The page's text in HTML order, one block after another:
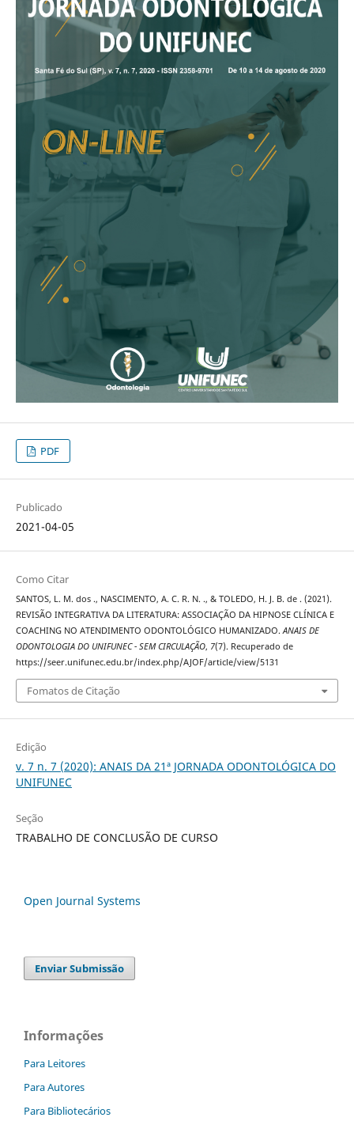
PDF
Publicado
2021-04-05
Como Citar
SANTOS, L. M. dos ., NASCIMENTO, A. C. R. N. ., & TOLEDO, H. J. B. de . (2021).
REVISÃO INTEGRATIVA DA LITERATURA: ASSOCIAÇÃO DA HIPNOSE CLÍNICA E
COACHING NO ATENDIMENTO ODONTOLÓGICO HUMANIZADO.ANAIS DE
ODONTOLOGIA DO UNIFUNEC - SEM CIRCULAÇÃO, 7(7). Recuperado de
https://seer.unifunec.edu.br/index.php/AJOF/article/view/5131
Fomatos de Citação
Edição
v. 7 n. 7 (2020): ANAIS DA 21ª JORNADA ODONTOLÓGICA DO
UNIFUNEC
Seção
TRABALHO DE CONCLUSÃO DE CURSO
Open Journal Systems
Enviar Submissão
Informações
Para Leitores
Para Autores
Para Bibliotecários